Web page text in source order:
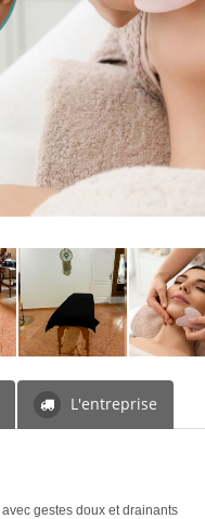
L'entreprise
avec gestes doux et drainants